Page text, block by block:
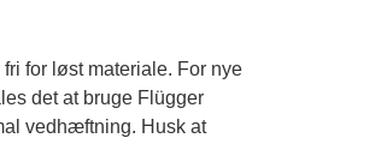
for løst materiale. For nye
det at bruge Flügger
vedhæftning. Husk at